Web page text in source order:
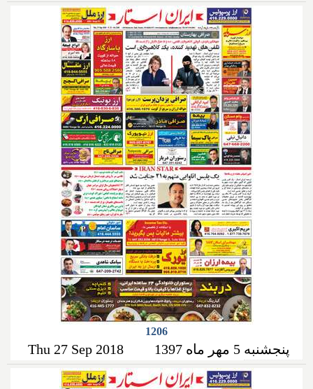
1206
پنجشنبه 5 مهر ماه 1397 Thu 27 Sep 2018